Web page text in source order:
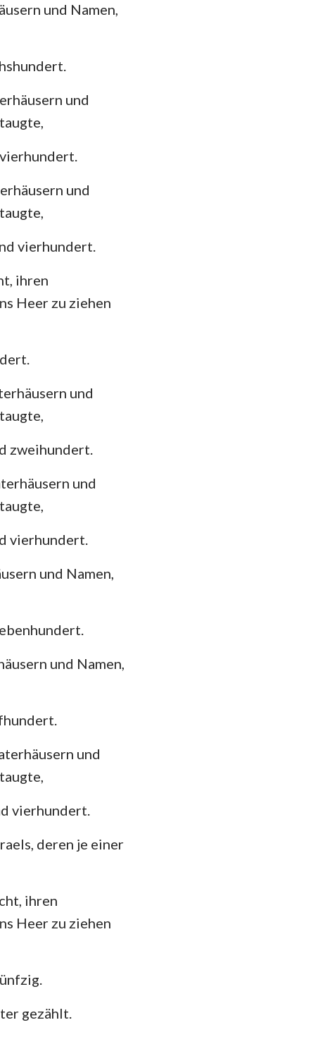
und Namen,
und
und
vierhundert.
ihren
Heer zu ziehen
und
zweihundert.
und
vierhundert.
und Namen,
und Namen,
und
vierhundert.
deren je einer
ihren
Heer zu ziehen
gezählt.